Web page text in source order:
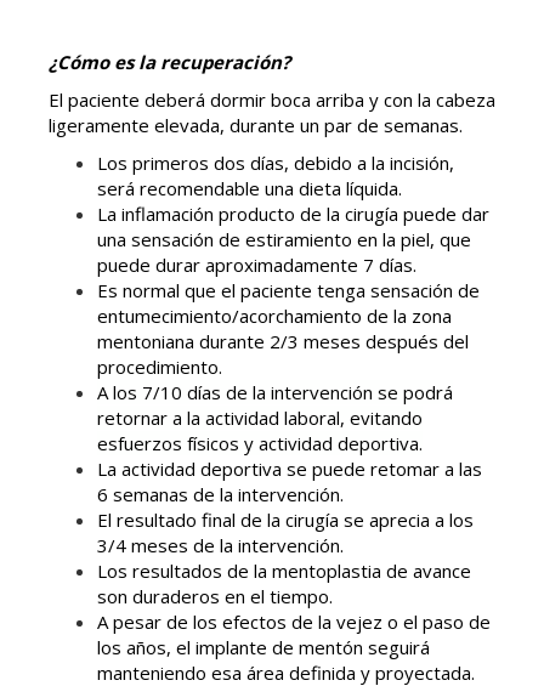
¿Cómo es la recuperación?
El paciente deberá dormir boca arriba y con la cabeza
ligeramente elevada, durante un par de semanas.
Los primeros dos días, debido a la incisión,
será recomendable una dieta líquida.
La inflamación producto de la cirugía puede dar
una sensación de estiramiento en la piel, que
puede durar aproximadamente 7 días.
Es normal que el paciente tenga sensación de
entumecimiento/acorchamiento de la zona
mentoniana durante 2/3 meses después del
procedimiento.
A los 7/10 días de la intervención se podrá
retornar a la actividad laboral, evitando
esfuerzos físicos y actividad deportiva.
La actividad deportiva se puede retomar a las
6 semanas de la intervención.
El resultado final de la cirugía se aprecia a los
3/4 meses de la intervención.
Los resultados de la mentoplastia de avance
son duraderos en el tiempo.
A pesar de los efectos de la vejez o el paso de
los años, el implante de mentón seguirá
manteniendo esa área definida y proyectada.